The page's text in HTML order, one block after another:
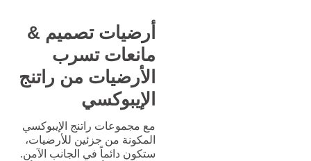
أرضيات تصميم &
مانعات تسرب
الأرضيات من راتنج
الإيبوكسي
مع مجموعات راتنج الإيبوكسي
المكونة من جزئين للأرضيات،
ستكون دائماً في الجانب الآمن.